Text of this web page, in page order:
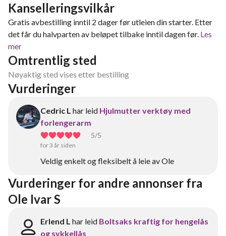
Kanselleringsvilkår
Gratis avbestilling inntil 2 dager før utleien din starter. Etter
det får du halvparten av beløpet tilbake inntil dagen før. Les
mer
Omtrentlig sted
Nøyaktig sted vises etter bestilling
Vurderinger
Cedric L har leid Hjulmutter verktøy med
forlengerarm
5/5
for 3 år siden
Veldig enkelt og fleksibelt å leie av Ole
Vurderinger for andre annonser fra
Ole Ivar S
Erlend L har leid Boltsaks kraftig for hengelås
og sykkellås